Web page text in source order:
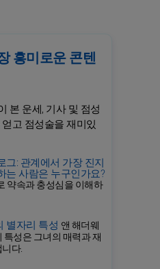
흥미로운 콘텐
본 운세, 기사 및 점성
고 점성술을 재미있
그: 관계에서 가장 진지
는 사람은 누구인가요?
약속과 충성심을 이해하
별자리 특성 앤 해더웨
특성은 그녀의 매력과 재
다.